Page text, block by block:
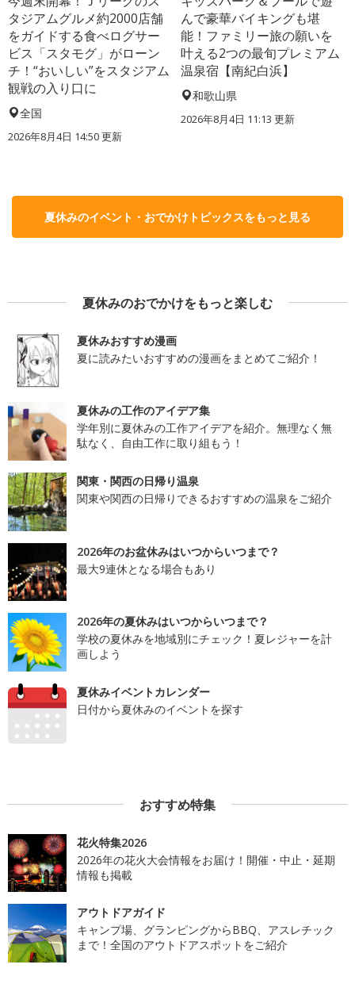
タジアムグルメ約2000店舗
をガイドする食べログサー
ビス「スタモグ」がローン
チ！“おいしい”をスタジアム
観戦の入り口に
全国
2026年8月4日 14:50更新
んで豪華バイキングも堪
能！ファミリー旅の願いを
叶える2つの最旬プレミアム
温泉宿【南紀白浜】
和歌山県
2026年8月4日 11:13 更新
夏休みのイベント・おでかけトピックスをもっと見る
夏休みのおでかけをもっと楽しむ
夏休みおすすめ漫画
夏に読みたいおすすめの漫画をまとめてご紹介！
夏休みの工作のアイデア集
学年別に夏休みの工作アイデアを紹介。無理なく無
駄なく、自由工作に取り組もう！
関東・関西の日帰り温泉
関東や関西の日帰りできるおすすめの温泉をご紹介
2026年のお盆休みはいつからいつまで？
最大9連休となる場合もあり
2026年の夏休みはいつからいつまで？
学校の夏休みを地域別にチェック！夏レジャーを計
画しよう
夏休みイベントカレンダー
日付から夏休みのイベントを探す
おすすめ特集
花火特集2026
2026年の花火大会情報をお届け！開催・中止・延期
情報も掲載
アウトドアガイド
キャンプ場、グランピングからBBQ、アスレチック
まで！全国のアウトドアスポットをご紹介